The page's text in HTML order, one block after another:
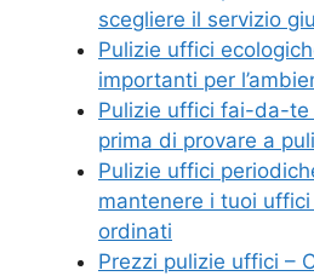
scegliere il servizio
Pulizie uffici
importanti per
Pulizie uffici fai-da-te
prima di provare a
Pulizie uffici
mantenere i tuoi
ordinati
Prezzi pulizie uffici –